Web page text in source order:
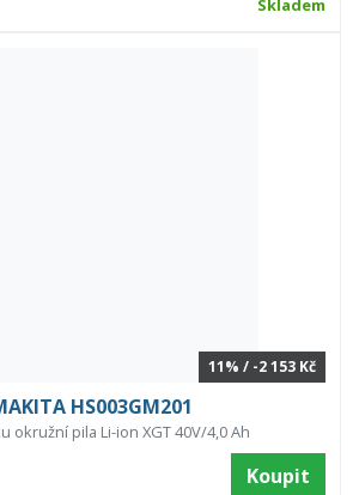
Skladem
11% / -2 153 Kč
HS003GM201
okružní pila Li-ion XGT 40V/4,0 Ah
Koupit